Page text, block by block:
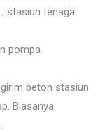
stasiun tenaga
pompa
beton stasiun
Biasanya